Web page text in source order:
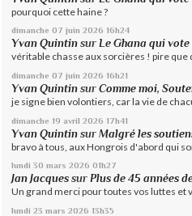
pourquoi cette haine ?
dimanche 07 juin 2026 16h24
Yvan Quintin surLe Ghana qui
véritable chasse aux sorcières ! pire que
dimanche 07 juin 2026 16h21
Yvan Quintin surComme moi,
je signe bien volontiers, car la vie de
dimanche 19 avril 2026 17h41
Yvan Quintin surMalgré les
bravo à tous, aux Hongrois d'abord qui
lundi 30 mars 2026 01h27
Jan Jacques surPlus de 45 années
Un grand merci pour toutes vos luttes et
lundi 23 mars 2026 13h35